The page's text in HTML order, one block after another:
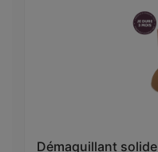
Démaquillant solide